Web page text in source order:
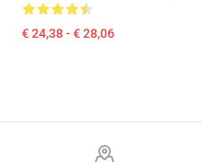
€ 24,38 - € 28,06